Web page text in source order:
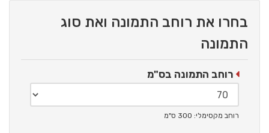
בחרו את רוחב התמונה ואת סוג
התמונה
רוחב התמונה בס"מ
רוחב מקסימלי: 300 ס"מ